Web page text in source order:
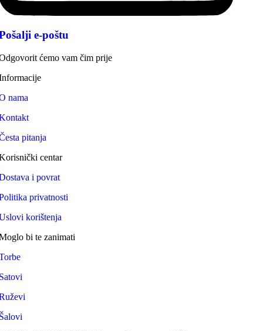
e-poštu
ćemo vam čim prije
nama
pitanja
centar
i povrat
privatnosti
korištenja
bi te zanimati